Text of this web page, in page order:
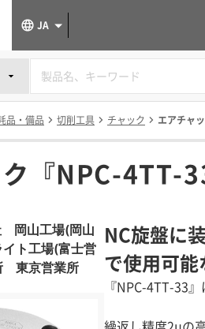
JA
品・備品 切削工具 チャック エアチャ
『NPC-4TT-
NC旋盤に
で使用可
『NPC-4TT-33
岡山工場(岡山
ト工場(富士営
東京営業所